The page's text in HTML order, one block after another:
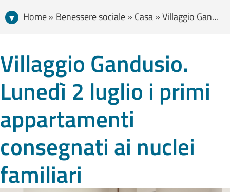
Home » Benessere sociale » Casa » Villaggio Gandusio. Lunedì 2 luglio i primi appartamenti consegnati ai nuclei familiari
Villaggio Gandusio.
Lunedì 2 luglio i primi
appartamenti
consegnati ai nuclei
familiari